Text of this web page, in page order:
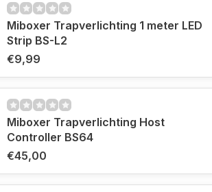
Miboxer Trapverlichting 1 meter LED
Strip BS-L2
€9,99
Miboxer Trapverlichting Host
Controller BS64
€45,00